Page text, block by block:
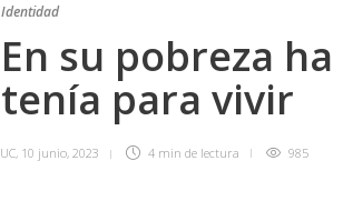
Identidad
En su pobreza
tenía para vivir
UC, 10 junio, 2023 4 min de lectura 985